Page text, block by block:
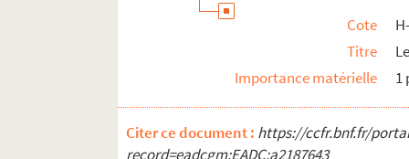
Cote
Titre
Importance matérielle
1
Citer ce document : https://ccfr.bnf.fr/
record=eadcgm:EADC:a2187643